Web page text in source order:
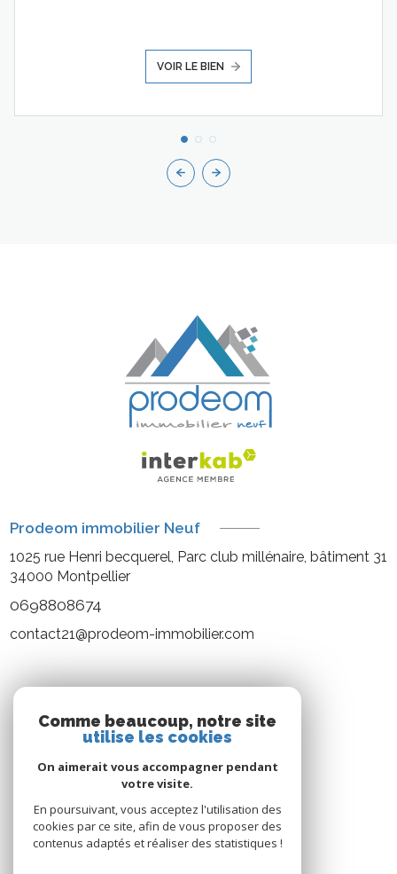
VOIR LE BIEN
Prodeom immobilier Neuf
1025 rue Henri becquerel, Parc club millénaire, bâtiment 31
34000 Montpellier
0698808674
contact21@prodeom-immobilier.com
Nous suivre
Comme beaucoup, notre site
utilise les cookies
On aimerait vous accompagner pendant
votre visite.
En poursuivant, vous acceptez l'utilisation des
cookies par ce site, afin de vous proposer des
contenus adaptés et réaliser des statistiques !